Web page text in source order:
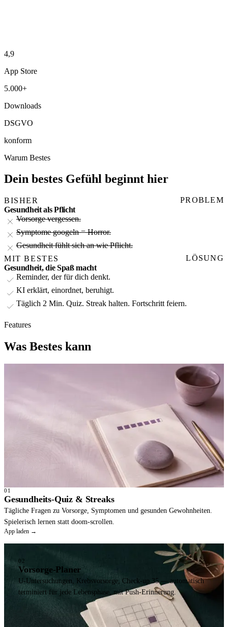
4,9
App Store
5.000+
Downloads
DSGVO
konform
Warum Bestes
Dein bestes Gefühl beginnt hier
BISHER
PROBLEM
Gesundheit als Pflicht
Vorsorge vergessen.
Symptome googeln = Horror.
Gesundheit fühlt sich an wie Pflicht.
MIT BESTES
LÖSUNG
Gesundheit, die Spaß macht
Reminder, der für dich denkt.
KI erklärt, einordnet, beruhigt.
Täglich 2 Min. Quiz. Streak halten. Fortschritt feiern.
Features
Was Bestes kann
01
Gesundheits-Quiz & Streaks
Tägliche Fragen zu Vorsorge, Symptomen und gesunden Gewohnheiten.
Spielerisch lernen statt doom-scrollen.
App laden →
02
Vorsorge-Planer
U-Untersuchungen, Krebsvorsorge, Check-up 35 — automatisch
terminiert für jede Lebensphase, mit Push-Erinnerung.